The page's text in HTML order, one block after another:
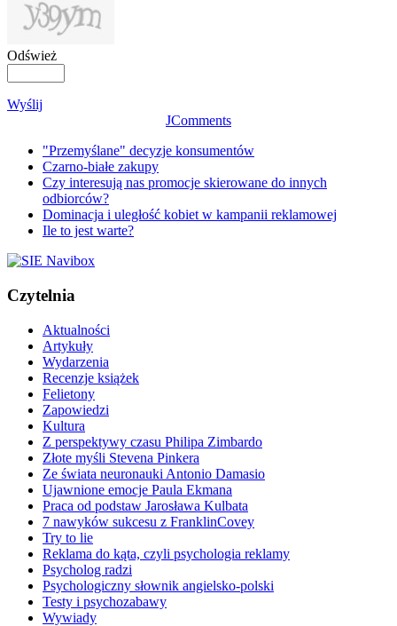
Odśwież
Wyślij
JComments
"Przemyślane" decyzje konsumentów
Czarno-białe zakupy
Czy interesują nas promocje skierowane do innych
odbiorców?
Dominacja i uległość kobiet w kampanii reklamowej
Ile to jest warte?
Czytelnia
Aktualności
Artykuły
Wydarzenia
Recenzje książek
Felietony
Zapowiedzi
Kultura
Z perspektywy czasu Philipa Zimbardo
Złote myśli Stevena Pinkera
Ze świata neuronauki Antonio Damasio
Ujawnione emocje Paula Ekmana
Praca od podstaw Jarosława Kulbata
7 nawyków sukcesu z FranklinCovey
Try to lie
Reklama do kąta, czyli psychologia reklamy
Psycholog radzi
Psychologiczny słownik angielsko-polski
Testy i psychozabawy
Wywiady